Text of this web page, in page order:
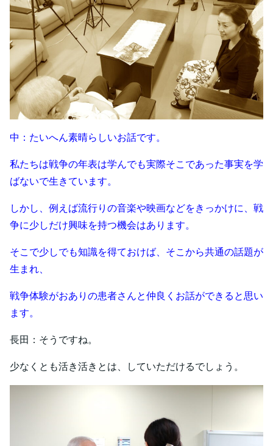
中：たいへん素晴らしいお話です。
私たちは戦争の年表は学んでも実際そこであった事実を学
ばないで生きています。
しかし、例えば流行りの音楽や映画などをきっかけに、戦
争に少しだけ興味を持つ機会はあります。
そこで少しでも知識を得ておけば、そこから共通の話題が
生まれ、
戦争体験がおありの患者さんと仲良くお話ができると思い
ます。
長田：そうですね。
少なくとも活き活きとは、していただけるでしょう。